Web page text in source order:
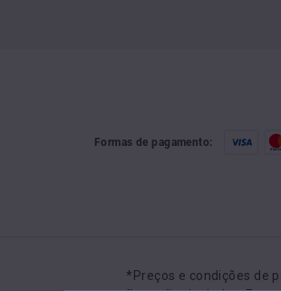
Formas de pagamento:
Preços e condições de